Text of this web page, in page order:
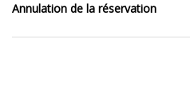
Annulation de la réservation